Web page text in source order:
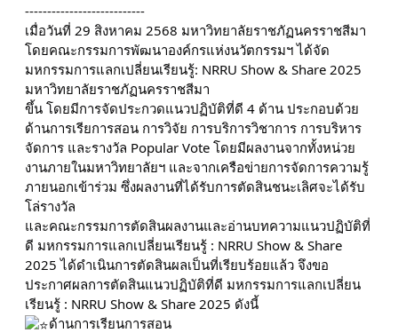
---------------------------
เมื่อวันที่ 29 สิงหาคม 2568 มหาวิทยาลัยราชภัฏนครราชสีมา
โดยคณะกรรมการพัฒนาองค์กรแห่งนวัตกรรมฯ ได้จัด
มหกรรมการแลกเปลี่ยนเรียนรู้: NRRU Show & Share 2025
มหาวิทยาลัยราชภัฏนครราชสีมา
ขึ้น โดยมีการจัดประกวดแนวปฏิบัติที่ดี 4 ด้าน ประกอบด้วย
ด้านการเรียการสอน การวิจัย การบริการวิชาการ การบริหาร
จัดการ และรางวัล Popular Vote โดยมีผลงานจากทั้งหน่วย
งานภายในมหาวิทยาลัยฯ และจากเครือข่ายการจัดการความรู้
ภายนอกเข้าร่วม ซึ่งผลงานที่ได้รับการตัดสินชนะเลิศจะได้รับ
โล่รางวัล
และคณะกรรมการตัดสินผลงานและอ่านบทความแนวปฏิบัติที่
ดี มหกรรมการแลกเปลี่ยนเรียนรู้ : NRRU Show & Share
2025 ได้ดำเนินการตัดสินผลเป็นที่เรียบร้อยแล้ว จึงขอ
ประกาศผลการตัดสินแนวปฏิบัติที่ดี มหกรรมการแลกเปลี่ยน
เรียนรู้ : NRRU Show & Share 2025 ดังนี้
ด้านการเรียนการสอน